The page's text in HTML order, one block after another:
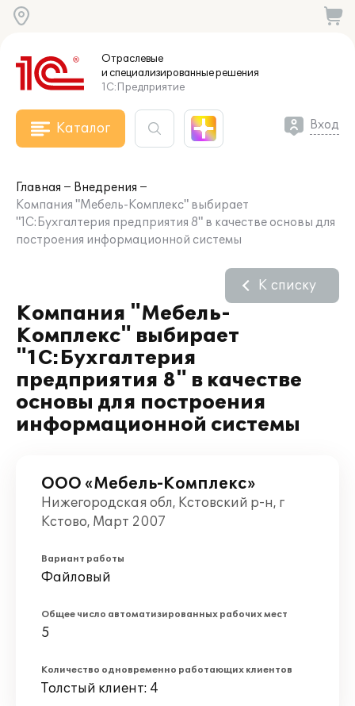
Отраслевые
и специализированныерешения
1С:Предприятие
Каталог Вход
Главная
Внедрения
Компания "Мебель-Комплекс" выбирает
"1С:Бухгалтерия предприятия 8" в качестве основы для
построения информационной системы
Компания "Мебель-
Комплекс" выбирает
"1С:Бухгалтерия
предприятия 8" в качестве
основы для построения
информационной системы
К списку
ООО «Мебель-Комплекс»
Нижегородская обл, Кстовский р-н, г
Кстово, Март 2007
Вариант работы
Файловый
Общее число автоматизированных рабочих мест
5
Количество одновременно работающих клиентов
Толстый клиент: 4